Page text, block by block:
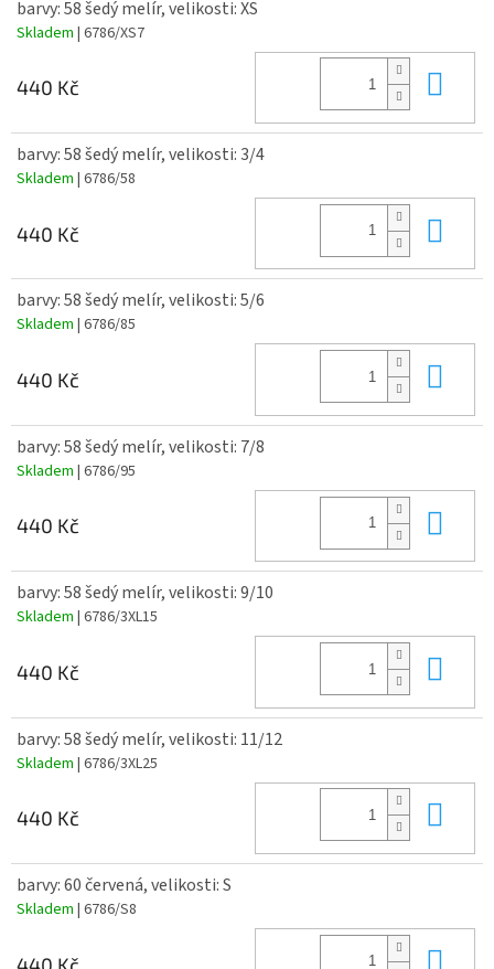
barvy: 58 šedý melír, velikosti: XS
Skladem | 6786/XS7
440 Kč
barvy: 58 šedý melír, velikosti: 3/4
Skladem | 6786/58
440 Kč
barvy: 58 šedý melír, velikosti: 5/6
Skladem | 6786/85
440 Kč
barvy: 58 šedý melír, velikosti: 7/8
Skladem | 6786/95
440 Kč
barvy: 58 šedý melír, velikosti: 9/10
Skladem | 6786/3XL15
440 Kč
barvy: 58 šedý melír, velikosti: 11/12
Skladem | 6786/3XL25
440 Kč
barvy: 60 červená, velikosti: S
Skladem | 6786/S8